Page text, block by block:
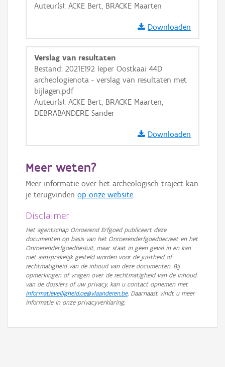
Basis Lagen
OSM-Basiskaart
Ortho
GRB-Basiskaart
GRB-Basiskaart in grijswaarden
Auteur(s): ACKE Bert, BRACKE Maarten
Downloaden
Verslag van resultaten
Bestand: 2021E192 Ieper Oostkaai 44D
archeologienota - verslag van resultaten met
bijlagen.pdf
Auteur(s): ACKE Bert, BRACKE Maarten,
DEBRABANDERE Sander
Downloaden
Meer weten?
Meer informatie over het archeologisch traject kan
je terugvinden op onze website.
Disclaimer
Het agentschap Onroerend Erfgoed publiceert deze
documenten op basis van het Onroerenderfgoeddecreet en het
Onroerenderfgoedbesluit, maar staat in geen geval in en kan
niet aansprakelijk gesteld worden voor de juistheid of
rechtmatigheid van de inhoud van deze documenten. Bij
opmerkingen of vragen over de rechtmatigheid van de inhoud
van de dossiers of uw privacy, kan u contact opnemen met
informatieveiligheid.oe@vlaanderen.be. Daarnaast vindt u meer
informatie in onze privacyverklaring.